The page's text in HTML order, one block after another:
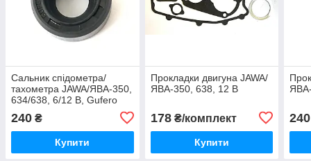
Сальник спідометра/
тахометра JAWA/ЯВА-350,
634/638, 6/12 В, Gufero
240 ₴
Купити
Прокладки двигуна JAWA/
ЯВА-350, 638, 12 В
178₴/комплект
Купити
240